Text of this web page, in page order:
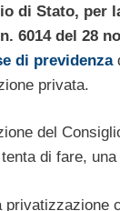
di Stato, per
6014 del 28
di previdenza
privata.
del
di fare, una